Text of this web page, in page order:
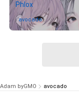
Phlox
avocadoさんが保有中
Adam byGMO avocado